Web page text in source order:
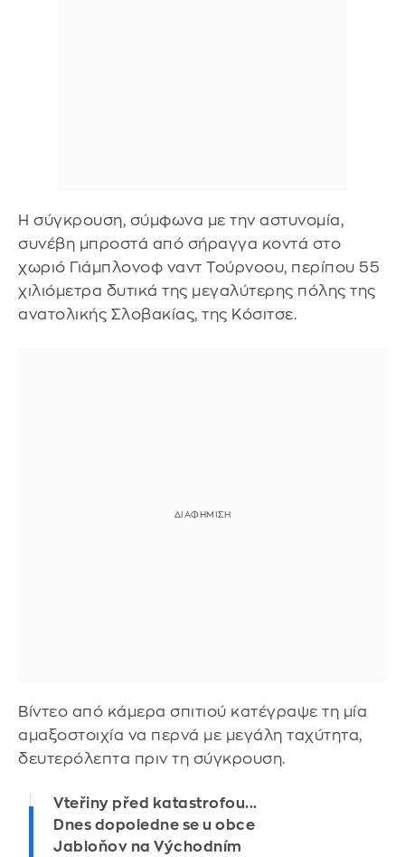
Η σύγκρουση, σύμφωνα με την αστυνομία,
συνέβη μπροστά από σήραγγα κοντά στο
χωριό Γιάμπλονοφ ναντ Τούρνοου, περίπου 55
χιλιόμετρα δυτικά της μεγαλύτερης πόλης της
ανατολικής Σλοβακίας, της Κόσιτσε.
Βίντεο από κάμερα σπιτιού κατέγραψε τη μία
αμαξοστοιχία να περνά με μεγάλη ταχύτητα,
δευτερόλεπτα πριν τη σύγκρουση.
Vteřiny před katastrofou...
Dnes dopoledne se u obce
Jabloňov na Východním